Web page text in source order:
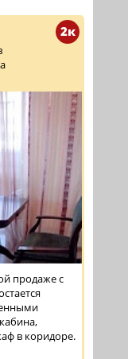
2к
продаже с
в коридоре.